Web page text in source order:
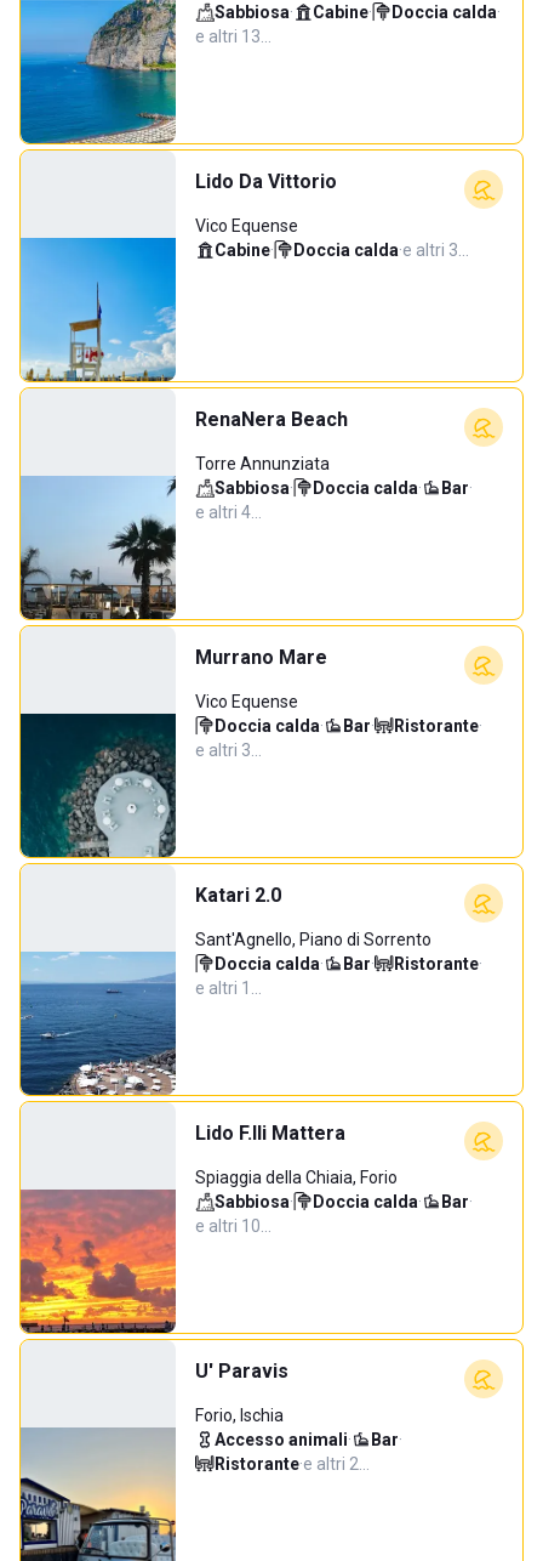
Sabbiosa· Cabine· Doccia calda·
e altri 13…
Lido Da Vittorio
Vico Equense
Cabine· Doccia calda·e altri 3…
RenaNera Beach
Torre Annunziata
Sabbiosa· Doccia calda· Bar·
e altri 4…
Murrano Mare
Vico Equense
Doccia calda· Bar· Ristorante·
e altri 3…
Katari 2.0
Sant'Agnello, Piano di Sorrento
Doccia calda· Bar· Ristorante·
e altri 1…
Lido F.lli Mattera
Spiaggia della Chiaia, Forio
Sabbiosa· Doccia calda· Bar·
e altri 10…
U' Paravis
Forio, Ischia
Accesso animali· Bar·
Ristorante·e altri 2…